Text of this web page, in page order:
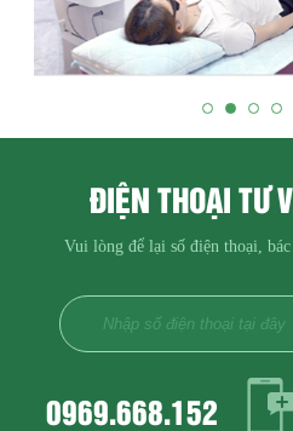
ĐIỆN THOẠI TƯ
Vui lòng để lại số điện thoại,
0969.668.152